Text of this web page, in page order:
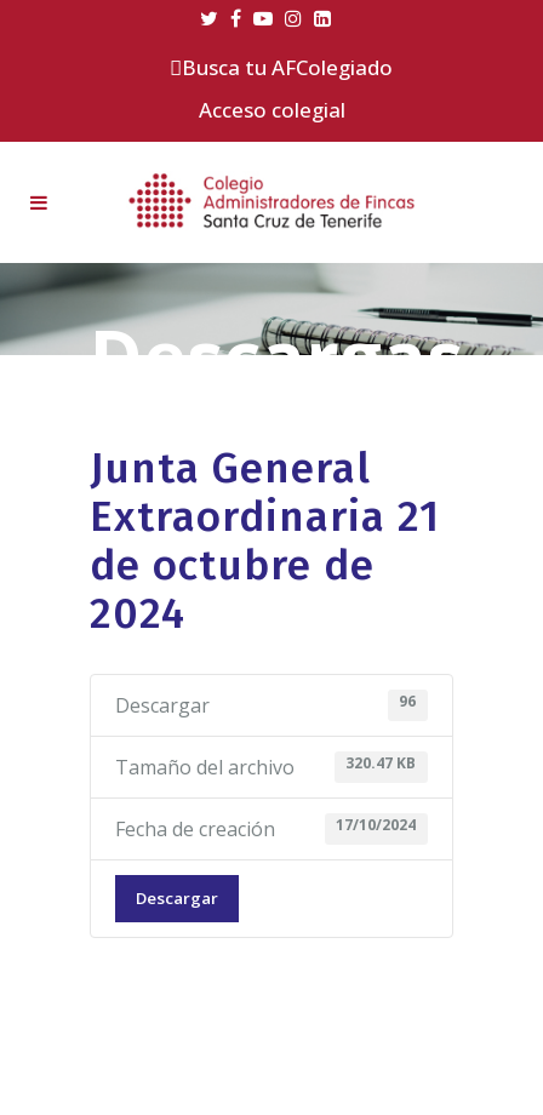
Busca tu AFColegiado
Acceso colegial
Junta General
Extraordinaria 21
de octubre de
2024
Descargar 96
Tamaño del archivo 320.47 KB
Fecha de creación 17/10/2024
Descargar